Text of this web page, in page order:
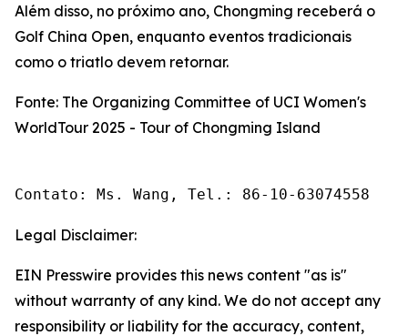
Além disso, no próximo ano, Chongming receberá o
Golf China Open, enquanto eventos tradicionais
como o triatlo devem retornar.
Fonte: The Organizing Committee of UCI Women's
WorldTour 2025 - Tour of Chongming Island
Contato: Ms. Wang, Tel.: 86-10-63074558
Legal Disclaimer:
EIN Presswire provides this news content "as is"
without warranty of any kind. We do not accept any
responsibility or liability for the accuracy, content,